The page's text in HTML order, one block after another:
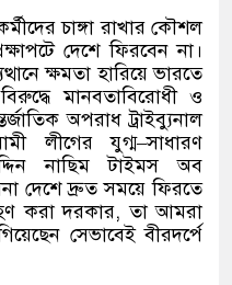
চাঙ্গা রাখার কৌশল
দেশে ফিরবেন না।
ক্ষমতা হারিয়ে ভারতে
মানবতাবিরোধী ও
অপরাধ ট্রাইব্যুনাল
লীগের যুগ্ম–সাধারণ
নাছিম টাইমস অব
দেশে দ্রুত সময়ে ফিরতে
করা দরকার,তা আমরা
সেভাবেই বীরদর্পে